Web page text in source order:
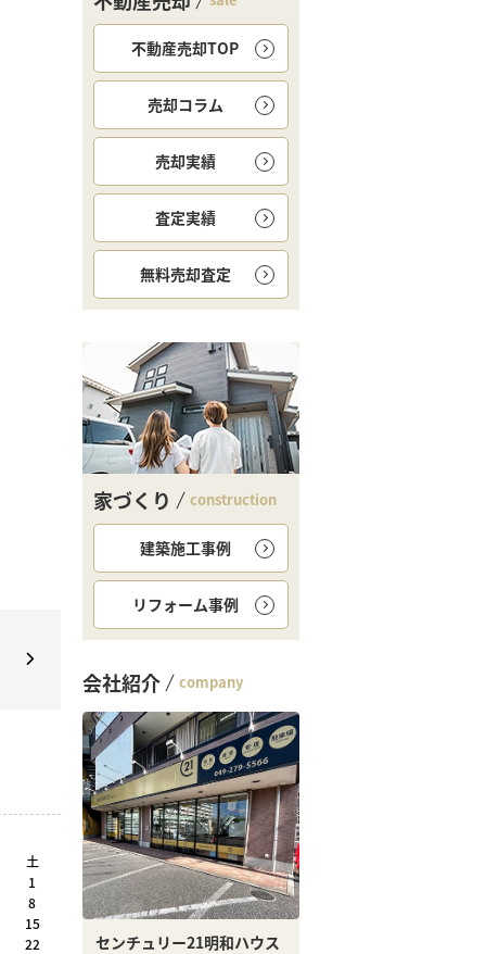
土
1
8
15
22
不動産売却TOP
売却コラム
売却実績
査定実績
無料売却査定
家づくり construction
建築施工事例
リフォーム事例
会社紹介 company
センチュリー21明和ハウス